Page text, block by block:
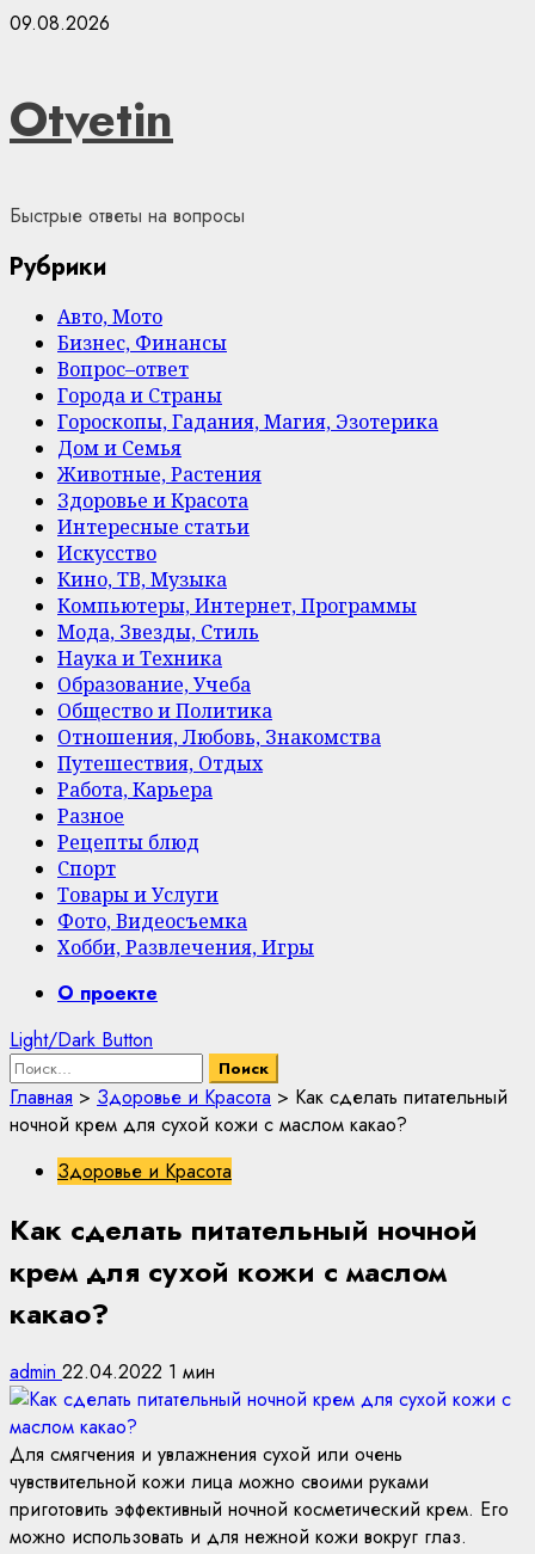
Skip
09.08.2026
Otvetin
Быстрые ответы на вопросы
Рубрики
Авто, Мото
Бизнес, Финансы
Вопрос–ответ
Города и Страны
Гороскопы, Гадания, Магия, Эзотерика
Дом и Семья
Животные, Растения
Здоровье и Красота
Интересные статьи
Искусство
Кино, ТВ, Музыка
Компьютеры, Интернет, Программы
Мода, Звезды, Стиль
Наука и Техника
Образование, Учеба
Общество и Политика
Отношения, Любовь, Знакомства
Путешествия, Отдых
Работа, Карьера
Разное
Рецепты блюд
Спорт
Товары и Услуги
Фото, Видеосъемка
Хобби, Развлечения, Игры
PrimaryО проекте
Light/Dark Button
Найти:
Главная > Здоровье и Красота > Как сделать питательный
ночной крем для сухой кожи с маслом какао?
Здоровье и Красота
Как сделать питательный ночной
крем для сухой кожи с маслом
какао?
admin 22.04.2022 1 мин
Для смягчения и увлажнения сухой или очень
чувствительной кожи лица можно своими руками
приготовить эффективный ночной косметический крем. Его
можно использовать и для нежной кожи вокруг глаз.